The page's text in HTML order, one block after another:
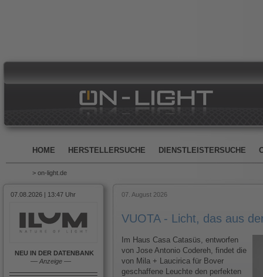
HOME HERSTELLERSUCHE DIENSTLEISTERSUCHE
> on-light.de
07.08.2026 | 13:47 Uhr
NEU IN DER DATENBANK
–– Anzeige ––
07. August 2026
VUOTA - Licht, das aus
Im Haus Casa Catasüs, entworfen
von Jose Antonio Codereh, findet die
von Mila + Laucirica für Bover
geschaffene Leuchte den perfekten